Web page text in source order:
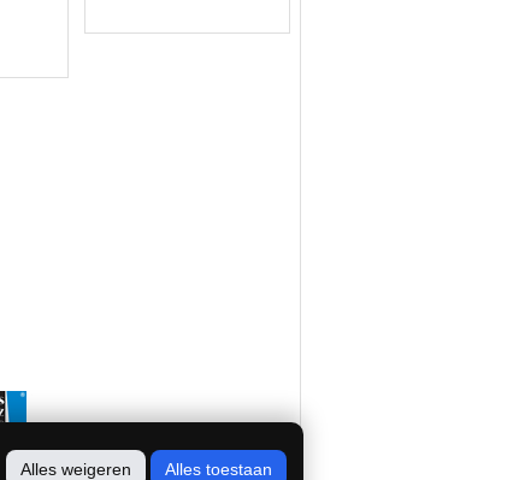
Alles weigeren Alles toestaan